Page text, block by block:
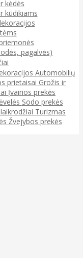
kėdės
kūdikiams
pagalvės)
Automobilių
prietaisai Grožis ir
Įvairios prekės
Sodo prekės
Turizmas
Žvejybos prekės